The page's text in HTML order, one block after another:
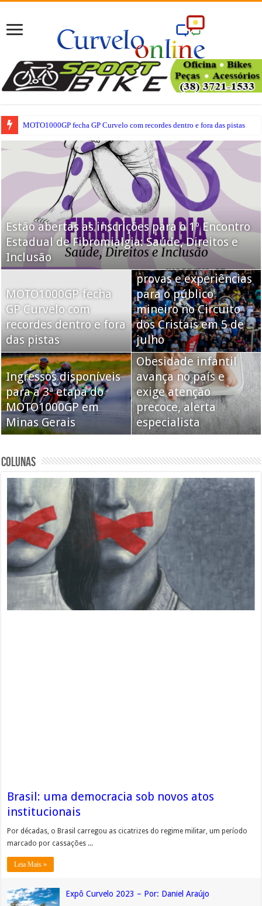
MOTO1000GP fecha GP Curvelo com recordes dentro e fora das pistas
Estão abertas as inscrições para o 1º Encontro
Estadual de Fibromialgia: Saúde, Direitos e
Inclusão
MOTO1000GP fecha
GP Curvelo com
recordes dentro e fora
das pistas
MOTO1000GP terá
provas e experiências
para o público
mineiro no Circuito
dos Cristais em 5 de
julho
Ingressos disponíveis
para a 3ª etapa do
MOTO1000GP em
Minas Gerais
Obesidade infantil
avança no país e
exige atenção
precoce, alerta
especialista
COLUNAS
Brasil: uma democracia sob novos atos
institucionais
Por décadas, o Brasil carregou as cicatrizes do regime militar, um período
marcado por cassações ...
Leia Mais »
Expô Curvelo 2023 – Por: Daniel Araújo